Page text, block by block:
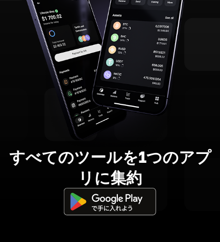
すべてのツールを1つのアプ
リに集約